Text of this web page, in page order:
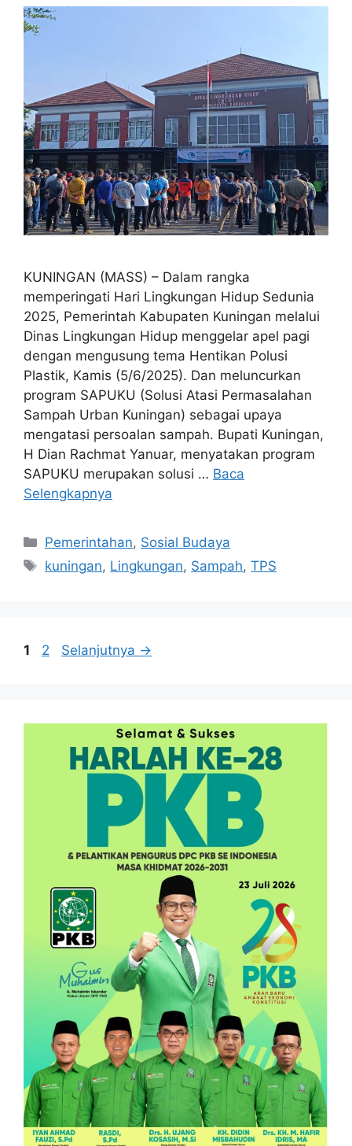
KUNINGAN (MASS) – Dalam rangka
memperingati Hari Lingkungan Hidup Sedunia
2025, Pemerintah Kabupaten Kuningan melalui
Dinas Lingkungan Hidup menggelar apel pagi
dengan mengusung tema Hentikan Polusi
Plastik, Kamis (5/6/2025). Dan meluncurkan
program SAPUKU (Solusi Atasi Permasalahan
Sampah Urban Kuningan) sebagai upaya
mengatasi persoalan sampah. Bupati Kuningan,
H Dian Rachmat Yanuar, menyatakan program
SAPUKU merupakan solusi … Baca
Selengkapnya
Kategori
Pemerintahan, Sosial Budaya
Tag
kuningan, Lingkungan, Sampah,TPS
Halaman
1 Halaman
2 Selanjutnya →